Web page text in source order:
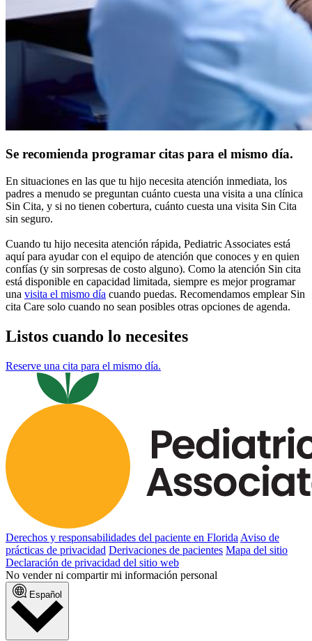
Se recomienda programar citas para el mismo día.
En situaciones en las que tu hijo necesita atención inmediata, los
padres a menudo se preguntan cuánto cuesta una visita a una clínica
Sin Cita, y si no tienen cobertura, cuánto cuesta una visita Sin Cita
sin seguro.
Cuando tu hijo necesita atención rápida, Pediatric Associates está
aquí para ayudar con el equipo de atención que conoces y en quien
confías (y sin sorpresas de costo alguno). Como la atención Sin cita
está disponible en capacidad limitada, siempre es mejor programar
una visita el mismo día cuando puedas. Recomendamos emplear Sin
cita Care solo cuando no sean posibles otras opciones de agenda.
Listos cuando lo necesites
Reserve una cita para el mismo día.
Derechos y responsabilidades del paciente en Florida Aviso de
prácticas de privacidad Derivaciones de pacientes Mapa del sitio
Declaración de privacidad del sitio web
No vender ni compartir mi información personal
Español